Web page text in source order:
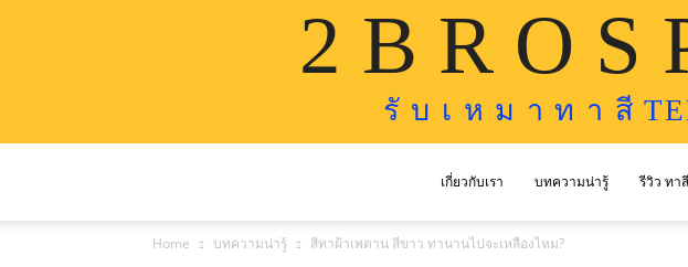
2 B R O S
รั บ เ ห ม า ท า สี
เกี่ยวกับเรา บทความน่ารู้ รีวิว ทาสี
Home บทความน่ารู้ สีทาฝ้าเพดาน สีขาว ทานานไปจะเหลืองไหม?